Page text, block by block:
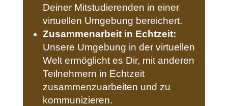
Deiner Mitstudierenden in einer
virtuellen Umgebung bereichert.
Zusammenarbeit in Echtzeit:
Unsere Umgebung in der virtuellen
Welt ermöglicht es Dir, mit anderen
Teilnehmern in Echtzeit
zusammenzuarbeiten und zu
kommunizieren.